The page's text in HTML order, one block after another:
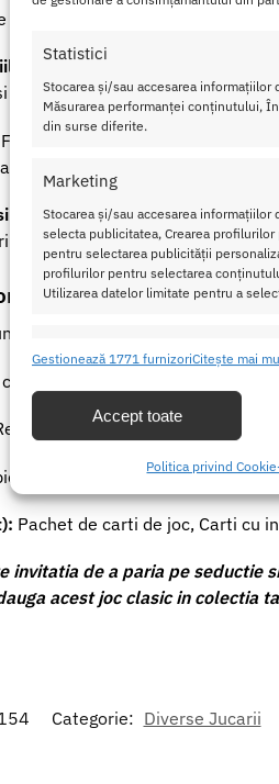
Statistici
Stocarea și/sau accesarea
Măsurarea performanței conținutului,
din surse diferite.
Marketing
Stocarea și/sau accesarea
selecta publicitatea, Crearea
pentru selectarea publicității
profilurilor pentru selectarea
Utilizarea datelor limitate pentru a
dispozitive, Identificarea dispozitivelor
baza informațiilor solicitate în
Asigurarea securității,
erorilor, Furnizarea și
Salvați și comunicați opțiunile
Gestionează 1771 furnizoriCitește mai
Accept toate
Politica privind
: Mecanismul simplu al
plina de umor, ideala pentru a
de a paria piese de
runda intr-un moment plin de
Regulile de baza sunt
de poker, garantand distractie
si Utilizare
pachet complet pentru distractie
complet pentru joc de poker +
pentru 2 – 6 adulti.
5-Card Draw sau Texas
Pachet de carti de joc, Carti cu
invitatia de a paria pe seductie
acest joc clasic in colectia
Categorie: Diverse Jucarii